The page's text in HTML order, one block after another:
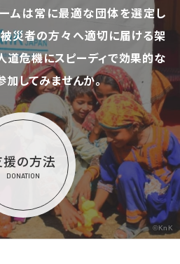
ームは常に最適な団体を選定し
災者の方々へ適切に届ける架
道危機にスピーディで効果的な
してみませんか。
援の方法
DONATION
©KnK